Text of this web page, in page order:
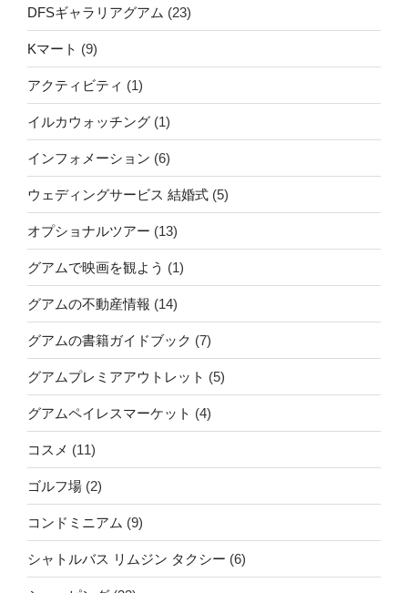
DFSギャラリアグアム (23)
Kマート (9)
アクティビティ (1)
イルカウォッチング (1)
インフォメーション (6)
ウェディングサービス 結婚式 (5)
オプショナルツアー (13)
グアムで映画を観よう (1)
グアムの不動産情報 (14)
グアムの書籍ガイドブック (7)
グアムプレミアアウトレット (5)
グアムペイレスマーケット (4)
コスメ (11)
ゴルフ場 (2)
コンドミニアム (9)
シャトルバス リムジン タクシー (6)